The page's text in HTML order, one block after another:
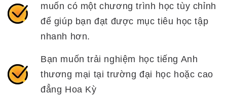
muốn có một chương trình học tùy chỉnh
để giúp bạn đạt được mục tiêu học tập
nhanh hơn.
Bạn muốn trải nghiệm học tiếng Anh
thương mại tại trường đại học hoặc cao
đẳng Hoa Kỳ